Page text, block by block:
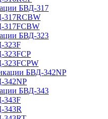
БВД-317
317RCBW
317FCBW
БВД-323
323F
323FCP
323FCPW
БВД-342NP
342NP
БВД-343
343F
343R